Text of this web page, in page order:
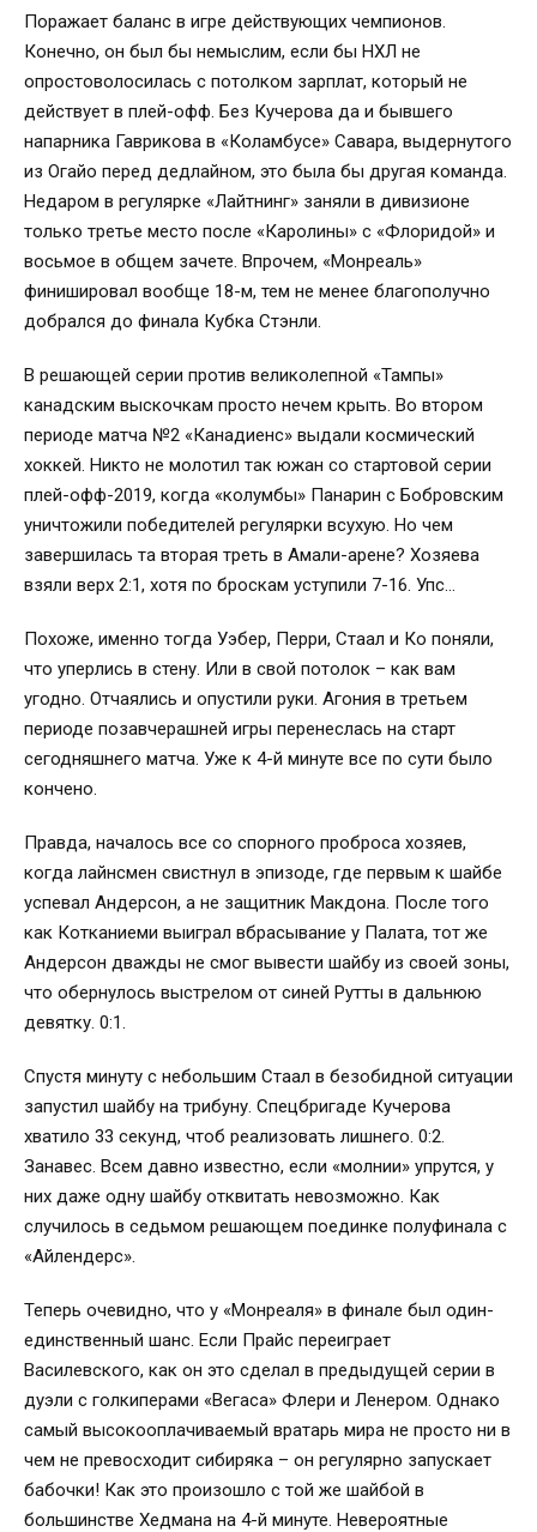
Поражает баланс в игре действующих чемпионов.
Конечно, он был бы немыслим, если бы НХЛ не
опростоволосилась с потолком зарплат, который не
действует в плей-офф. Без Кучерова да и бывшего
напарника Гаврикова в «Коламбусе» Савара, выдернутого
из Огайо перед дедлайном, это была бы другая команда.
Недаром в регулярке «Лайтнинг» заняли в дивизионе
только третье место после «Каролины» с «Флоридой» и
восьмое в общем зачете. Впрочем, «Монреаль»
финишировал вообще 18-м, тем не менее благополучно
добрался до финала Кубка Стэнли.
В решающей серии против великолепной «Тампы»
канадским выскочкам просто нечем крыть. Во втором
периоде матча №2 «Канадиенс» выдали космический
хоккей. Никто не молотил так южан со стартовой серии
плей-офф-2019, когда «колумбы» Панарин с Бобровским
уничтожили победителей регулярки всухую. Но чем
завершилась та вторая треть в Амали-арене? Хозяева
взяли верх 2:1, хотя по броскам уступили 7-16. Упс…
Похоже, именно тогда Уэбер, Перри, Стаал и Ко поняли,
что уперлись в стену. Или в свой потолок – как вам
угодно. Отчаялись и опустили руки. Агония в третьем
периоде позавчерашней игры перенеслась на старт
сегодняшнего матча. Уже к 4-й минуте все по сути было
кончено.
Правда, началось все со спорного проброса хозяев,
когда лайнсмен свистнул в эпизоде, где первым к шайбе
успевал Андерсон, а не защитник Макдона. После того
как Котканиеми выиграл вбрасывание у Палата, тот же
Андерсон дважды не смог вывести шайбу из своей зоны,
что обернулось выстрелом от синей Рутты в дальнюю
девятку. 0:1.
Спустя минуту с небольшим Стаал в безобидной ситуации
запустил шайбу на трибуну. Спецбригаде Кучерова
хватило 33 секунд, чтоб реализовать лишнего. 0:2.
Занавес. Всем давно известно, если «молнии» упрутся, у
них даже одну шайбу отквитать невозможно. Как
случилось в седьмом решающем поединке полуфинала с
«Айлендерс».
Теперь очевидно, что у «Монреаля» в финале был один-
единственный шанс. Если Прайс переиграет
Василевского, как он это сделал в предыдущей серии в
дуэли с голкиперами «Вегаса» Флери и Ленером. Однако
самый высокооплачиваемый вратарь мира не просто ни в
чем не превосходит сибиряка – он регулярно запускает
бабочки! Как это произошло с той же шайбой в
большинстве Хедмана на 4-й минуте. Невероятные